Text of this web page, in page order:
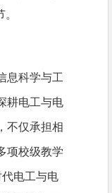
息科学与工
耕电工与电
不仅承担相
项校级教学
电工与电